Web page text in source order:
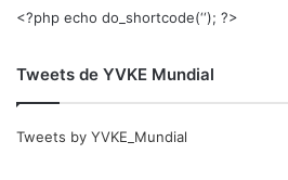
<?php echo do_shortcode(‘‘); ?>
Tweets de YVKE Mundial
Tweets by YVKE_Mundial